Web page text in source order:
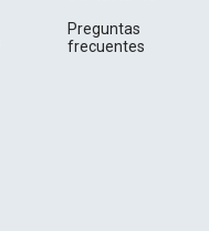
Preguntas
frecuentes